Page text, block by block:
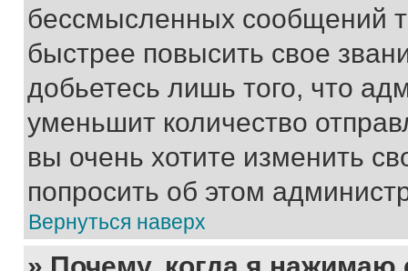
бессмысленных сообщений
быстрее повысить свое
добьетесь лишь того, что
уменьшит количество
вы очень хотите изменить
попросить об этом
Вернуться наверх